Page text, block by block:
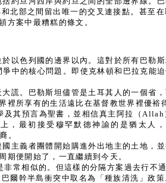
部之間留出唯一的交叉連接點。甚至
方案中最糟糕的條文。
以色列國的邊界以內。這對於所有巴勒
的核心問題。即使克林頓和巴拉克能
謊。巴勒斯坦儘管是土耳其人的一個省
所享有的生活遠比在基督教世界裡優裕
其預言為聖書，並相信真主阿拉（
，最初接受穆罕默德神諭的是猶太
。
主義者團體開始購進外出地主的土地，
期便開始了，一直繼續到今天。
常相似的。但這樣的分隔方案過去行
幹半島衝突中取名為「種族清洗」政